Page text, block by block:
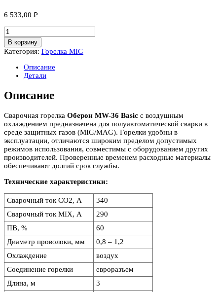
6 533,00 ₽
Количество
товара
Горелка
MW-
Air
Euro)
В корзину
Категория: Горелка MIG
Описание
Детали
Описание
Сварочная горелка Оберон MW-36 Basic с воздушным
охлаждением предназначена для полуавтоматической сварки в
среде защитных газов (MIG/MAG). Горелки удобны в
эксплуатации, отличаются широким пределом допустимых
режимов использования, совместимы с оборудованием других
производителей. Проверенные временем расходные материалы
обеспечивают долгий срок службы.
Технические характеристики:
Сварочный ток CO2, А
340
Сварочный ток MIX, А
290
ПВ, %
60
Диаметр проволоки, мм
0,8 – 1,2
Охлаждение
воздух
Соединение горелки
евроразъем
Длина, м
3